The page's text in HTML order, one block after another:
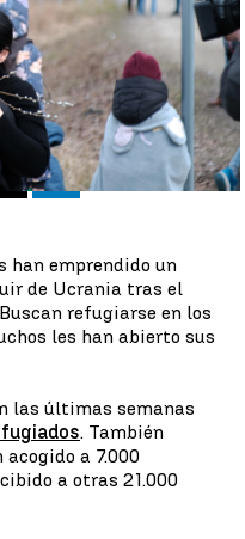
22:03
Linkedin
han emprendido un
de Ucrania tras el
refugiarse en los
les han abierto sus
las últimas semanas
. También
a 7.000
a otras 21.000